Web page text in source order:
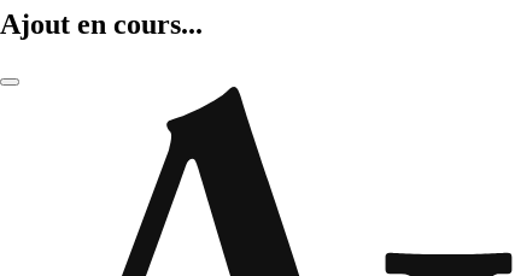
Ajout en cours...